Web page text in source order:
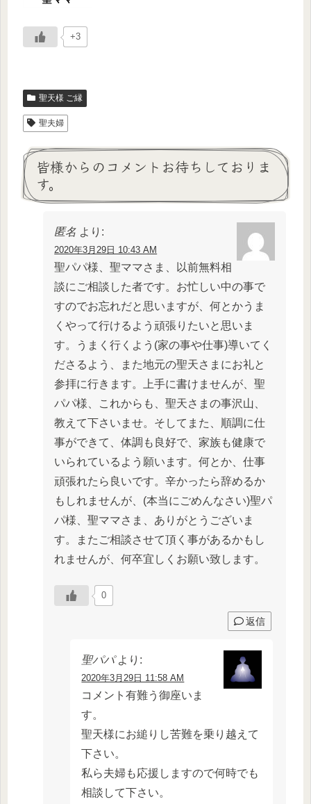
+3
聖天様 ご縁
聖夫婦
皆様からのコメントお待ちしておりま
す。
匿名 より:
2020年3月29日 10:43 AM
聖パパ様、聖ママさま、以前無料相
談にご相談した者です。お忙しい中の事で
すのでお忘れだと思いますが、何とかうま
くやって行けるよう頑張りたいと思いま
す。うまく行くよう(家の事や仕事)導いてく
ださるよう、また地元の聖天さまにお礼と
参拝に行きます。上手に書けませんが、聖
パパ様、これからも、聖天さまの事沢山、
教えて下さいませ。そしてまた、順調に仕
事ができて、体調も良好で、家族も健康で
いられているよう願います。何とか、仕事
頑張れたら良いです。辛かったら辞めるか
もしれませんが、(本当にごめんなさい)聖パ
パ様、聖ママさま、ありがとうございま
す。またご相談させて頂く事があるかもし
れませんが、何卒宜しくお願い致します。
0
返信
聖パパ より:
2020年3月29日 11:58 AM
コメント有難う御座いま
す。
聖天様にお縋りし苦難を乗り越えて
下さい。
私ら夫婦も応援しますので何時でも
相談して下さい。